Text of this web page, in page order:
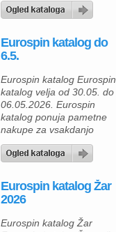
ponudba zagotovo
katalogu najdete številne
priljubljene prehranske
izdelke po odličnih cenah,
primernih za vsakodnevne
obroke, sladke trenutke ali
posebna druženja z
družino in prijatelji. Za
ljubitelje sirov je odlična
izbira Tilsit […]
Eurospin katalog do
6.5.
Eurospin katalog Eurospin
katalog velja od 30.05. do
06.05.2026. Eurospin
katalog ponuja pametne
nakupe za vsakdanjo
uporabo, vas bo ta
ponudba zagotovo
koraku nakupa si lahko
predstavljate, kako
enostavno združite
ugodne izdelke v praktične
Eurospin katalog Žar
2026
Eurospin katalog Žar